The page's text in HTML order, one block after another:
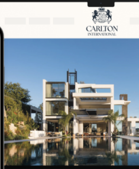
Charakter
Verkäufer und